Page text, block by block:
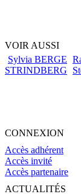
VOIR AUSSI
Sylvia BERGE
STRINDBERG
CONNEXION
Accès adhérent
Accès invité
Accès partenaire
ACTUALITÉS